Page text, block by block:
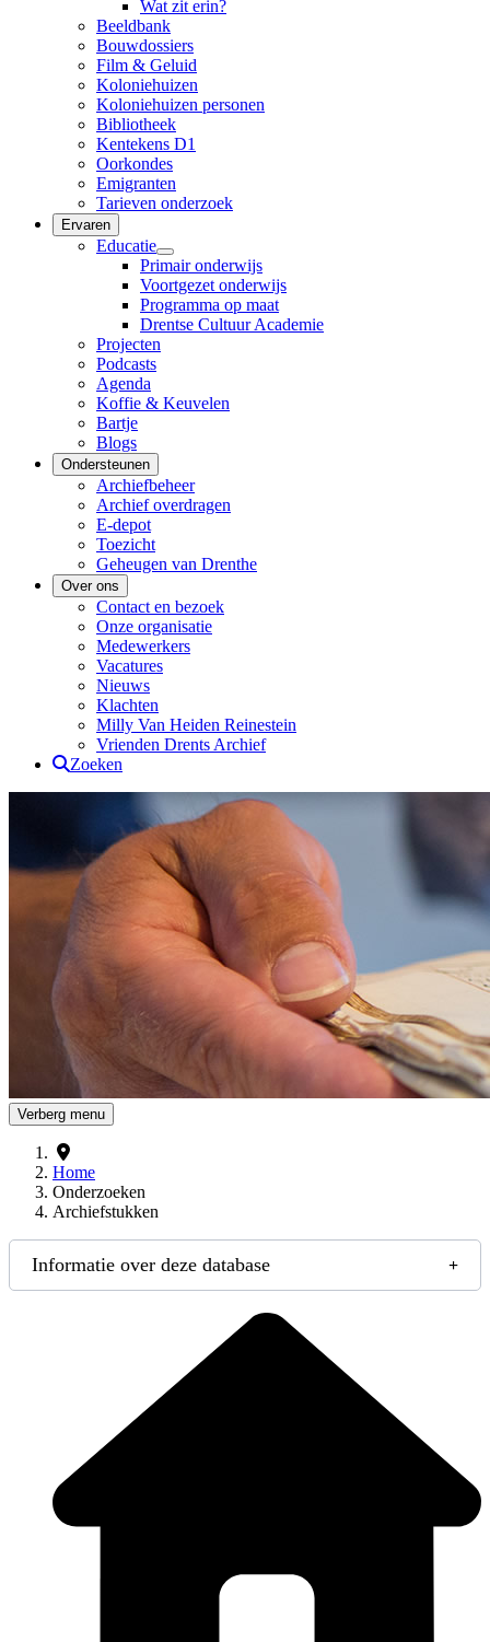
Wat zit erin?
Beeldbank
Bouwdossiers
Film & Geluid
Koloniehuizen
Koloniehuizen personen
Bibliotheek
Kentekens D1
Oorkondes
Emigranten
Tarieven onderzoek
Ervaren
Educatie
Primair onderwijs
Voortgezet onderwijs
Programma op maat
Drentse Cultuur Academie
Projecten
Podcasts
Agenda
Koffie & Keuvelen
Bartje
Blogs
Ondersteunen
Archiefbeheer
Archief overdragen
E-depot
Toezicht
Geheugen van Drenthe
Over ons
Contact en bezoek
Onze organisatie
Medewerkers
Vacatures
Nieuws
Klachten
Milly Van Heiden Reinestein
Vrienden Drents Archief
Zoeken
Drents Archief
Verberg menu
Home
Onderzoeken
Archiefstukken
Informatie over deze database